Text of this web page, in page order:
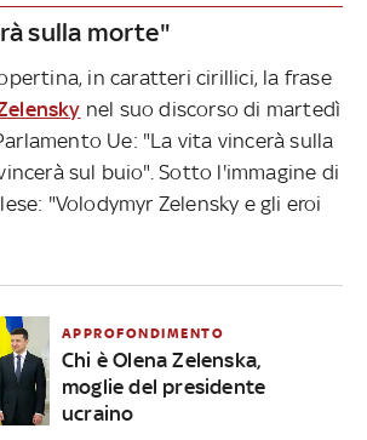
sulla morte"
in caratteri cirillici, la frase
nel suo discorso di martedì
Ue: "La vita vincerà sulla
sul buio". Sotto l'immagine di
"Volodymyr Zelensky e gli eroi
APPROFONDIMENTO
Chi è Olena Zelenska,
moglie del presidente
ucraino